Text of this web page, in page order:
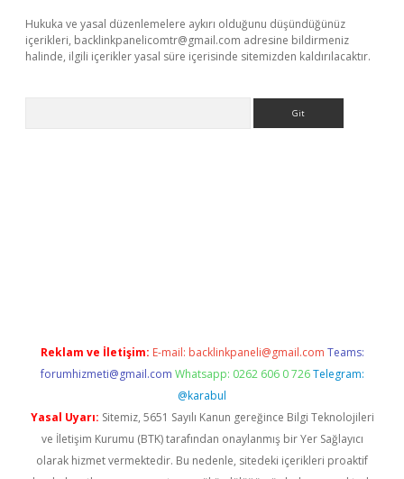
Hukuka ve yasal düzenlemelere aykırı olduğunu düşündüğünüz
içerikleri, backlinkpanelicomtr@gmail.com adresine bildirmeniz
halinde, ilgili içerikler yasal süre içerisinde sitemizden kaldırılacaktır.
Reklam ve İletişim: E-mail: backlinkpaneli@gmail.com Teams:
forumhizmeti@gmail.com Whatsapp: 0262 606 0 726 Telegram:
@karabul
Yasal Uyarı: Sitemiz, 5651 Sayılı Kanun gereğince Bilgi Teknolojileri
ve İletişim Kurumu (BTK) tarafından onaylanmış bir Yer Sağlayıcı
olarak hizmet vermektedir. Bu nedenle, sitedeki içerikleri proaktif